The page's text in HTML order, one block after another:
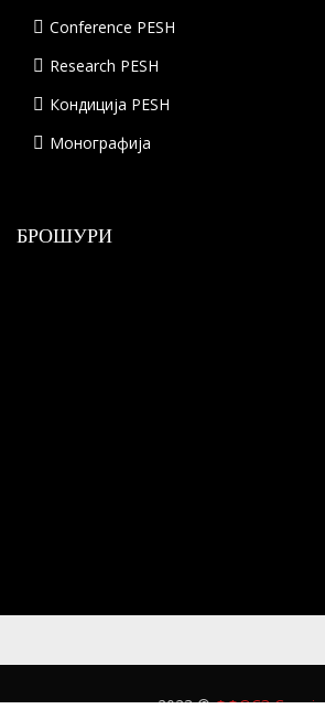
Conference PESH
Research PESH
Кондиција PESH
Монографија
БРОШУРИ
2023 ©ФФОСЗ Скопје